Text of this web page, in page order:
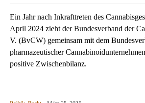
Ein Jahr nach Inkrafttreten des
April 2024 zieht der Bundesverband der
V. (BvCW) gemeinsam mit dem
pharmazeutischer
positive Zwischenbilanz.